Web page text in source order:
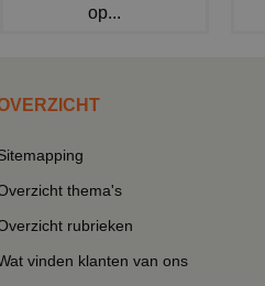
op...
thema's
rubrieken
vinden klanten van ons